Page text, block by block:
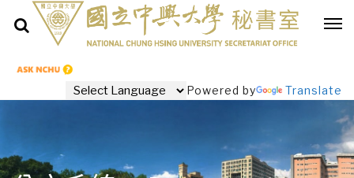
Powered by Translate